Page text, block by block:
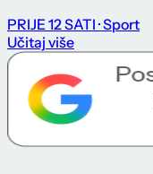
PRIJE 12 SATI · Sport
Učitaj više